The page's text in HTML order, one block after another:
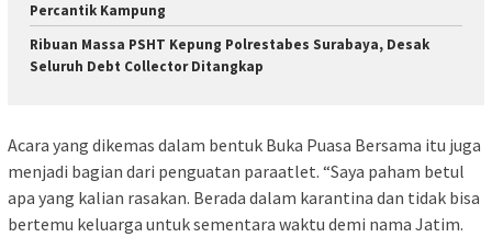
Percantik Kampung
Ribuan Massa PSHT Kepung Polrestabes Surabaya, Desak
Seluruh Debt Collector Ditangkap
Acara yang dikemas dalam bentuk Buka Puasa Bersama itu juga
menjadi bagian dari penguatan paraatlet. “Saya paham betul
apa yang kalian rasakan. Berada dalam karantina dan tidak bisa
bertemu keluarga untuk sementara waktu demi nama Jatim.